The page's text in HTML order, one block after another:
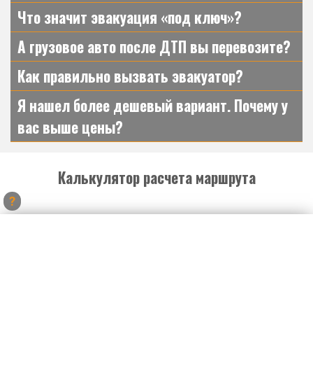
Что значит эвакуация «под ключ»?
А грузовое авто после ДТП вы перевозите?
Как правильно вызвать эвакуатор?
Я нашел более дешевый вариант. Почему у
вас выше цены?
Калькулятор расчета маршрута
?